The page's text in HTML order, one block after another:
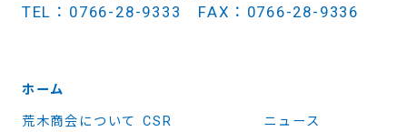
TEL：0766-28-9333 FAX：0766-28-9336
ホーム
荒木商会について CSR ニュース